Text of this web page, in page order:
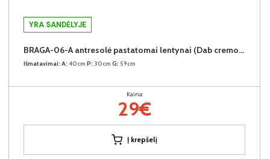
YRA SANDĖLYJE
BRAGA-06-A antresolė pastatomai lentynai (Dab cremona)
Išmatavimai: A: 40cm P: 30cm G: 59cm
Kaina:
29€
Į krepšelį